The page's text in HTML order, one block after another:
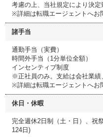
考慮の上、当社規定により決定
※詳細は転職エージェントへお
諸手当
通勤手当（実費）
時間外手当（1分単位全額）
インセンティブ制度
※正社員のみ。支給は会社業績
※詳細は転職エージェントへお
休日・休暇
完全週休2日制（土・日）、祝
124日)